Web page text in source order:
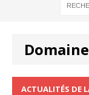
ACTUALITÉS DE